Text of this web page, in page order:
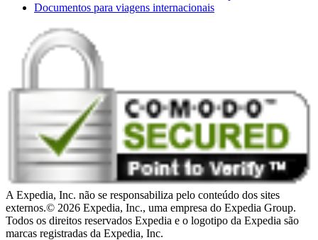
Documentos para viagens internacionais
A Expedia, Inc. não se responsabiliza pelo conteúdo dos sites
externos.© 2026 Expedia, Inc., uma empresa do Expedia Group.
Todos os direitos reservados Expedia e o logotipo da Expedia são
marcas registradas da Expedia, Inc.